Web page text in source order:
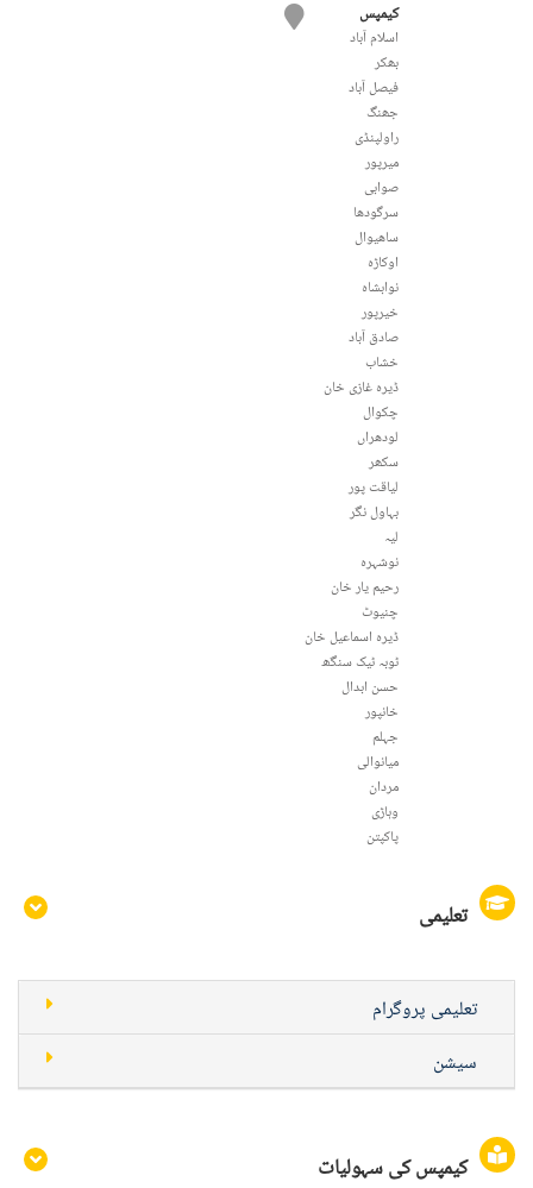
کیمپس
اسلام آباد
بھکر
فيصل آباد
جھنگ
راولپنڈی
میرپور
صوابی
سرگودھا
ساھیوال
اوکاڑہ
نوابشاہ
خیرپور
صادق آباد
خشاب
ڈیرہ غازی خان
چکوال
لودھراں
سکھر
لیاقت پور
بہاول نگر
لیہ
نوشہرہ
رحیم یار خان
چنیوٹ
ڈیرہ اسماعیل خان
ٹوبہ ٹیک سنگھ
حسن ابدال
خانپور
جہلم
میانوالی
مردان
وہاڑی
پاکپتن
تعلیمی
تعلیمی پروگرام
سیشن
کیمپس کی سہولیات